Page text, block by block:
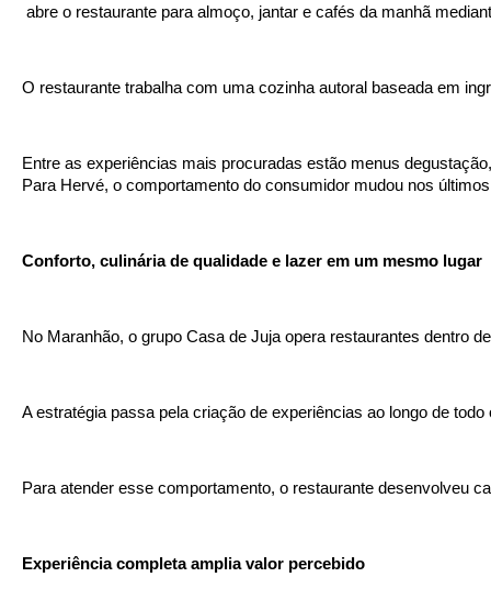
abre o restaurante para almoço, jantar e cafés da manhã
O restaurante trabalha com uma cozinha autoral baseada em
Entre as experiências mais procuradas estão menus
Para Hervé, o comportamento do consumidor mudou nos
Conforto, culinária de qualidade e lazer em um mesmo lugar
No Maranhão, o grupo Casa de Juja opera restaurantes dentro
A estratégia passa pela criação de experiências ao longo de
Para atender esse comportamento, o restaurante desenvolveu
Experiência completa amplia valor percebido